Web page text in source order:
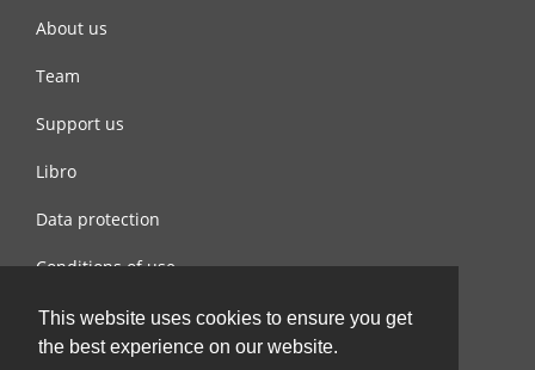
This website uses cookies to ensure you get
the best experience on our website.
About us
Team
Support us
Libro
Data protection
Conditions of use
Contact us